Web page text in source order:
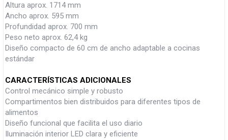
Altura aprox. 1714 mm
Ancho aprox. 595 mm
Profundidad aprox. 700 mm
Peso neto aprox. 62,4 kg
Diseño compacto de 60 cm de ancho adaptable a cocinas
estándar
CARACTERÍSTICAS ADICIONALES
Control mecánico simple y robusto
Compartimentos bien distribuidos para diferentes tipos de
alimentos
Diseño funcional que facilita el uso diario
Iluminación interior LED clara y eficiente